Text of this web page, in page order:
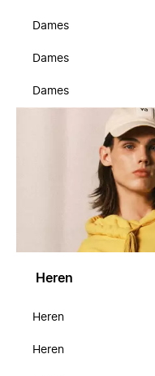
Dames
Dames
Dames
Heren
Heren
Heren